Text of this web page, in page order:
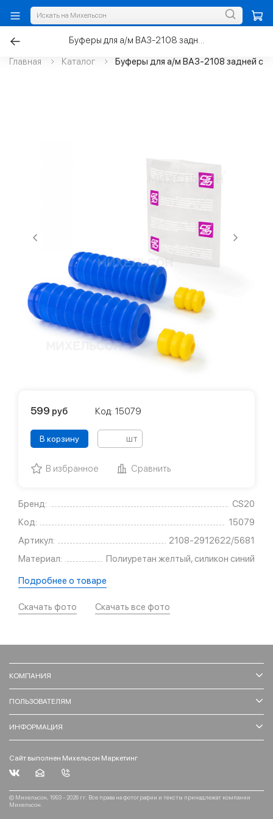
Главная Каталог Буферы для а/м ВАЗ-2108 задней
Бренд:
CS20
Код:
15079
Артикул:
2108-2912622/5681
Материал:
Полиуретан желтый, силикон синий
Подробнее о товаре
Скачать фото Скачать все фото
599 руб Код: 15079
В корзину шт
В избранное Сравнить
КОМПАНИЯ
ПОЛЬЗОВАТЕЛЯМ
ИНФОРМАЦИЯ
Сайт выполнен Михельсон Маркетинг
© Михельсон, 1993 - 2026 гг. Все права на фотографии и тексты принадлежат компании
Михельсон.